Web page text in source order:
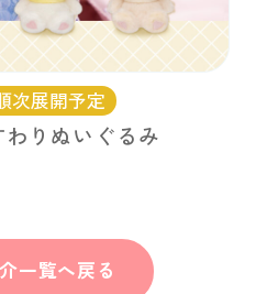
次展開予定
りぬいぐるみ
一覧へ戻る